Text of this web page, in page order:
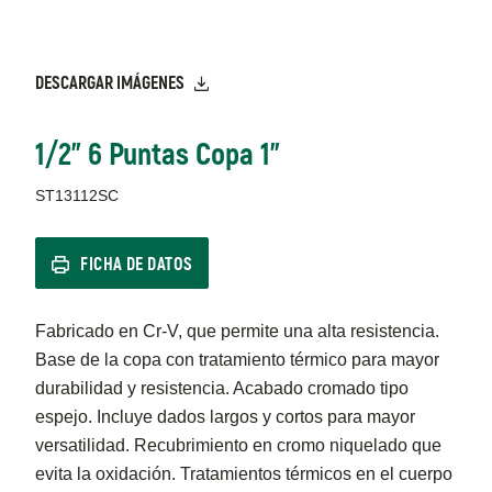
DESCARGAR IMÁGENES
1/2" 6 Puntas Copa 1"
ST13112SC
FICHA DE DATOS
Fabricado en Cr-V, que permite una alta resistencia.
Base de la copa con tratamiento térmico para mayor
durabilidad y resistencia. Acabado cromado tipo
espejo. Incluye dados largos y cortos para mayor
versatilidad. Recubrimiento en cromo niquelado que
evita la oxidación. Tratamientos térmicos en el cuerpo